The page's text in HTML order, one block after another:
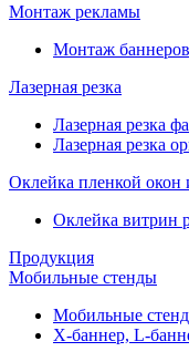
Монтаж рекламы
Монтаж
Лазерная резка
Лазерная резка
Лазерная резка
Оклейка пленкой окон
Оклейка витрин
Продукция
Мобильные стенды
Мобильные
Х-баннер, L-